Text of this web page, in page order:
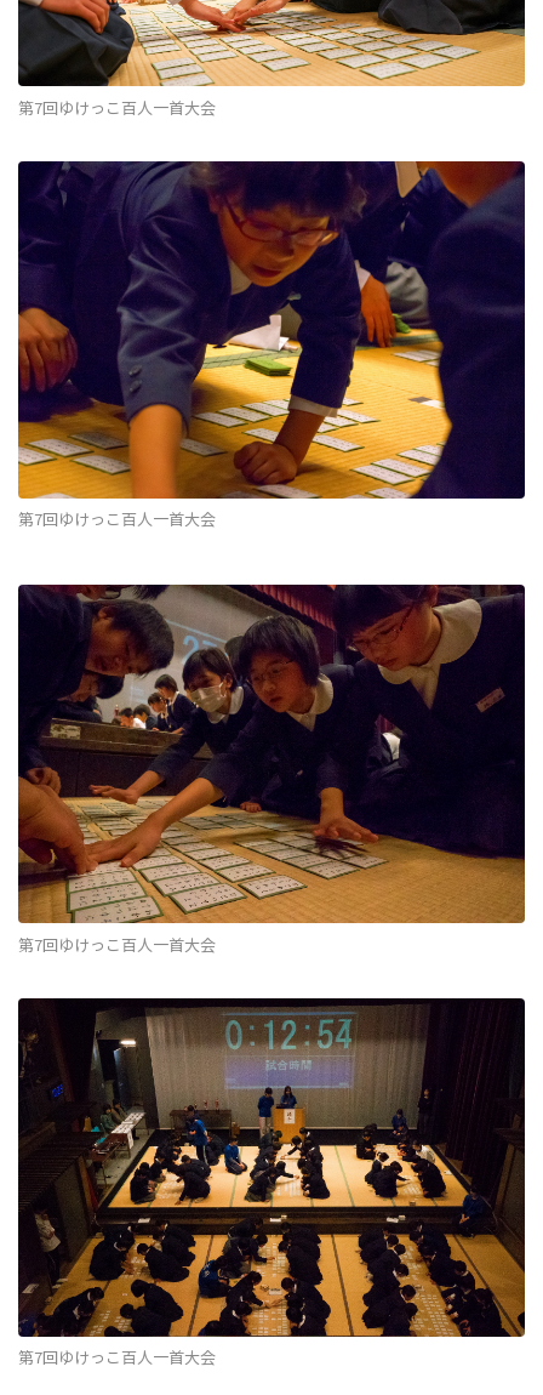
第7回ゆけっこ百人一首大会
第7回ゆけっこ百人一首大会
第7回ゆけっこ百人一首大会
第7回ゆけっこ百人一首大会